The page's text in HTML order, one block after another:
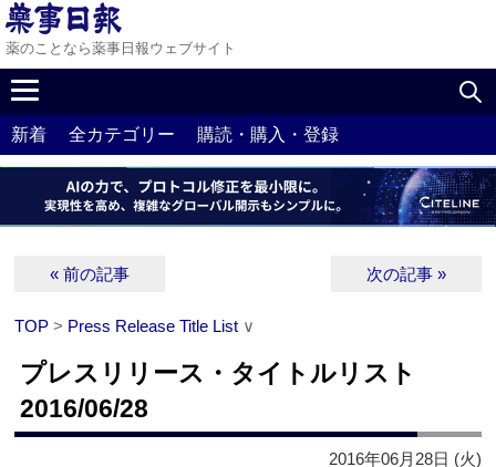
薬のことなら薬事日報ウェブサイト
新着 全カテゴリー 購読・購入・登録
« 前の記事 次の記事 »
TOP > Press Release Title List ∨
プレスリリース・タイトルリスト
2016/06/28
2016年06月28日 (火)